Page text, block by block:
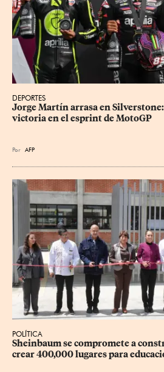
DEPORTES
Jorge Martín arrasa en
victoria en el esprint de MotoGP
Por AFP
POLÍTICA
Sheinbaum se compromete a
crear 400,000 lugares para